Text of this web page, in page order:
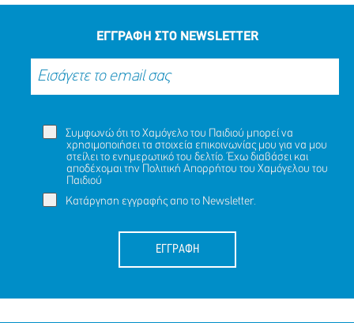
ΕΓΓΡΑΦΗ ΣΤΟ NEWSLETTER
Συμφωνώ ότι το Χαμόγελο του Παιδιού μπορεί να
χρησιμοποιήσει τα στοιχεία επικοινωνίας μου για να μου
στείλει το ενημερωτικό του δελτίο. Έχω διαβάσει και
αποδέχομαι την Πολιτική Απορρήτου του Χαμόγελου του
Παιδιού
Κατάργηση εγγραφής απο το Newsletter.
ΕΓΓΡΑΦΗ